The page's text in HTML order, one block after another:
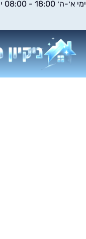
דילוג
ימי א׳-ה׳ 18:00 - 08:00 ימי ו׳ 14:00 - 08:00 שבת וחגים: סגור